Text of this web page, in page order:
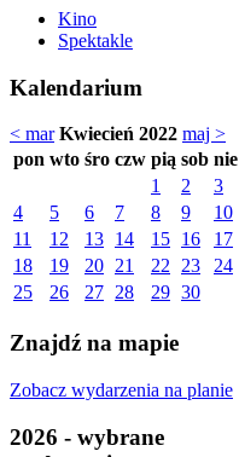
Kino
Spektakle
Kalendarium
< mar Kwiecień 2022 maj >
pon wto śro czw pią sob nie
1
2
3
4
5 6 7 8 9
10
11
12 13 14 15 16
17
18
19 20 21 22 23
24
25
26 27 28 29 30
Znajdź na mapie
Zobacz wydarzenia na planie
2026 - wybrane